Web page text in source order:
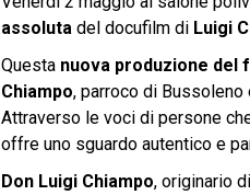
assoluta del docufilm di Luigi
Questa nuova produzione del
Chiampo, parroco di
Attraverso le voci di persone
offre uno sguardo autentico e
Don Luigi Chiampo, originario